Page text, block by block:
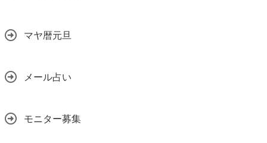
マヤ暦元旦
メール占い
モニター募集